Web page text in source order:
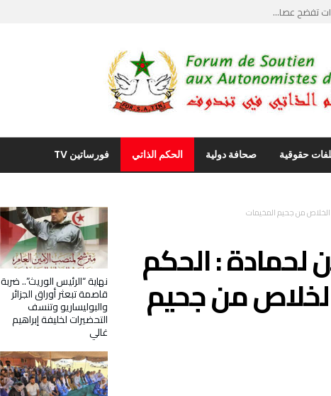
الصمت وأصو...
استدعاء ...
حقوقية صحافة دولية الحكم الذاتي فورساتين TV
الخلاص من جحيم المخيمات
لحمادة : الحكم
من جحيم نهاية “الرئيس الوريث”.. ضربة
قاصمة تبعثر أوراق الجزائر
والبوليساريو وتنسف
التحضيرات لخليفة إبراهيم
غالي